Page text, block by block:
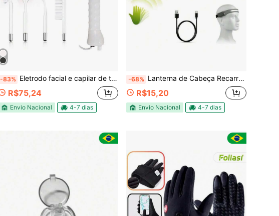
-83% Eletrodo facial e capilar de tubo fino, portátil e de alta frequência, conjunto com 4 unidades
R$75,24
Envio Nacional 4-7 dias
-68% Lanterna de Cabeça Recarregável USB IPX5 - 1000 Lumens p/ Pesca, Camping e Emergências (Sensor de Toque)
R$15,20
Envio Nacional 4-7 dias